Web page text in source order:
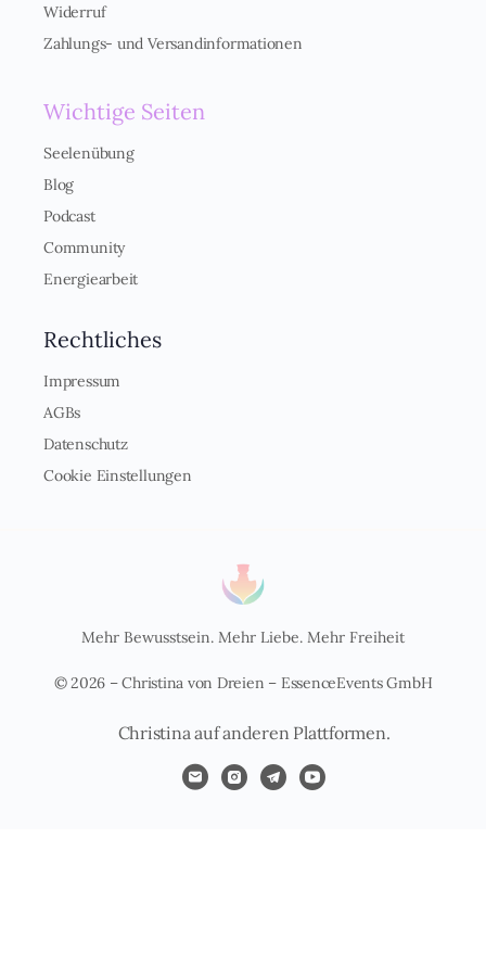
d
n
*
Widerruf
Zahlungs- und Versandinformationen
Wichtige Seiten
Seelenübung
Blog
Podcast
Community
Energiearbeit
Rechtliches
Impressum
AGBs
Datenschutz
Cookie Einstellungen
Mehr Bewusstsein. Mehr Liebe. Mehr Freiheit
© 2026 – Christina von Dreien – EssenceEvents GmbH
Christina auf anderen Plattformen.